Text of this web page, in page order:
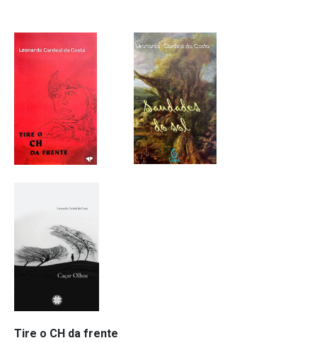
Tire o CH da frente